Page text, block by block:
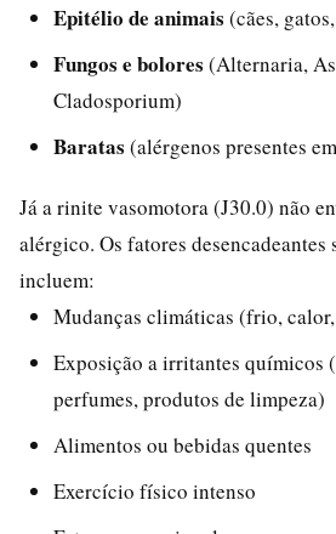
Epitélio de animais (cães,
Fungos e bolores (Alternaria,
Cladosporium)
Baratas (alérgenos presentes
Já a rinite vasomotora (J30.0) não
alérgico. Os fatores desencadeantes
incluem:
Mudanças climáticas (frio,
Exposição a irritantes químicos
perfumes, produtos de limpeza)
Alimentos ou bebidas quentes
Exercício físico intenso